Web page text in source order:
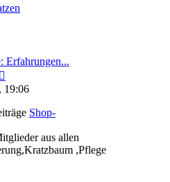
Erfahrungen...
Beitrag
19:06
Shop-
aus allen
,Pflege